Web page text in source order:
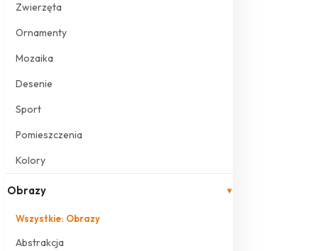
Zwierzęta
Ornamenty
Mozaika
Desenie
Sport
Pomieszczenia
Kolory
Obrazy ▾
Wszystkie: Obrazy
Abstrakcja